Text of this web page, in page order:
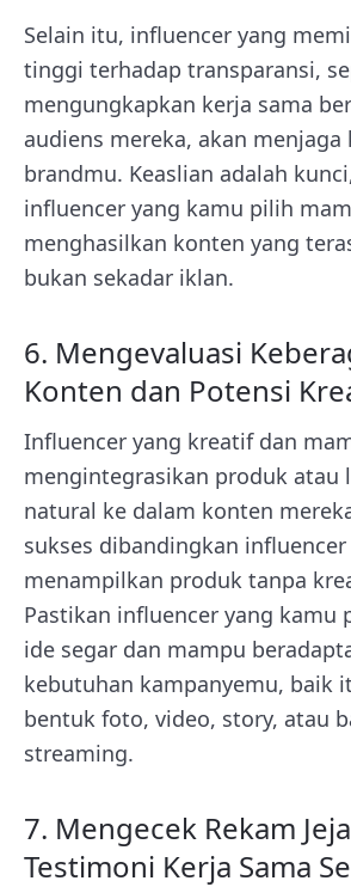
Selain itu, influencer yang
tinggi terhadap transparansi,
mengungkapkan kerja sama
audiens mereka, akan
brandmu. Keaslian adalah
influencer yang kamu pilih
menghasilkan konten yang
bukan sekadar iklan.
6. Mengevaluasi
Konten dan Potensi
Influencer yang kreatif dan
mengintegrasikan produk atau
natural ke dalam konten
sukses dibandingkan influencer
menampilkan produk tanpa
Pastikan influencer yang kamu
ide segar dan mampu
kebutuhan kampanyemu, baik
bentuk foto, video, story, atau
streaming.
7. Mengecek Rekam
Testimoni Kerja Sama